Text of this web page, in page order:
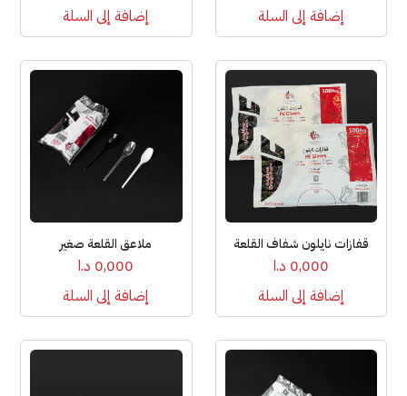
إضافة إلى السلة
إضافة إلى السلة
قفازات نايلون شفاف القلعة
0,000 د.ا
إضافة إلى السلة
ملاعق القلعة صغير
0,000 د.ا
إضافة إلى السلة
هناك